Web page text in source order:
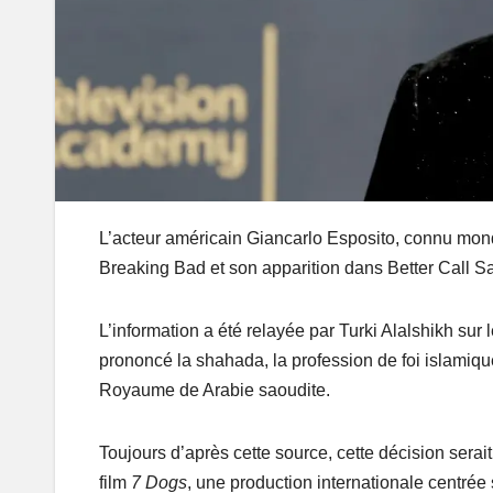
L’acteur américain Giancarlo Esposito, connu
Breaking Bad et son apparition dans Better Call
L’information a été relayée par Turki Alalshikh
prononcé la shahada, la profession de foi
Royaume de Arabie saoudite.
Toujours d’après cette source, cette décision
film 7 Dogs, une production internationale